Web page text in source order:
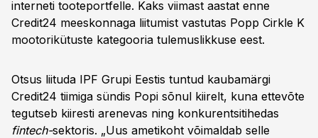
interneti tooteportfelle. Kaks viimast aastat enne
Credit24 meeskonnaga liitumist vastutas Popp Cirkle K
mootorikütuste kategooria tulemuslikkuse eest.
Otsus liituda IPF Grupi Eestis tuntud kaubamärgi
Credit24 tiimiga sündis Popi sõnul kiirelt, kuna ettevõte
tegutseb kiiresti arenevas ning konkurentsitihedas
fintech-sektoris. „Uus ametikoht võimaldab selle